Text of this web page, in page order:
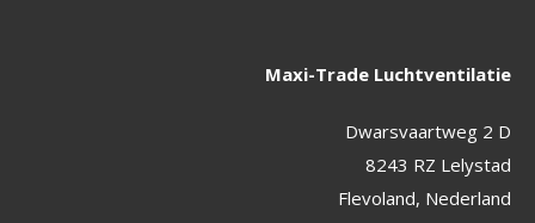
Maxi-Trade Luchtventilatie
Dwarsvaartweg 2 D
8243 RZ Lelystad
Flevoland, Nederland